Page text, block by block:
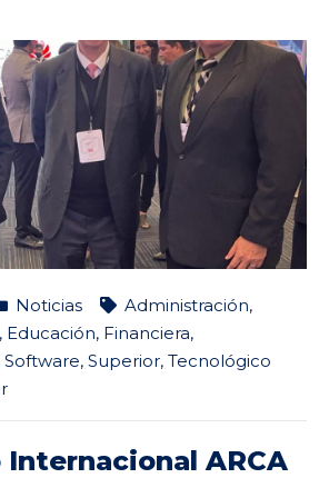
Noticias Administración,
, Educación, Financiera,
Software, Superior, Tecnológico
ARCA